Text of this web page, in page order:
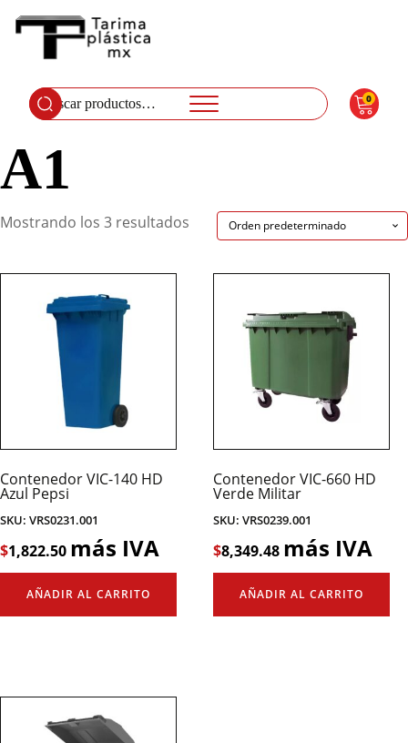
Buscar
por:
0
A1
Mostrando los 3 resultados
Contenedor VIC-140 HD
Azul Pepsi
SKU: VRS0231.001
$1,822.50 más IVA
AÑADIR AL CARRITO
Contenedor VIC-660 HD
Verde Militar
SKU: VRS0239.001
$8,349.48 más IVA
AÑADIR AL CARRITO